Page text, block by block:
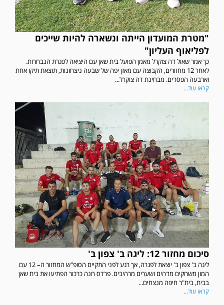
"מטרת המועדון הייתה ונשארה להיות שייכים
לפליאוף העליון"
כך אמר שאול דה צוקרל מאמן הפועל בית שאן עם היציאה לפגרת הנבחרות.
לאחר 12 מחזורים, הקבוצה עם מאזן יפה של שבעה ניצחונות, תוצאת תיקו אחת
וארבעה הפסדים. מבחינת דה צוקרל...
קראו עוד...
סיכום מחזור 12: ליגה ב' צפון ב'
ליגה ב' צפון ב' יוצאת לפגרה, אך רגע לפני התקיים הסופ"ש המחזור ה– 12 עם
המון משחקים מדהים ושערים מרהיבים. פרדס חנה כרכור הפתיעו את בית שאן
בבית, בית"ר חיפה מנצחים...
קראו עוד...